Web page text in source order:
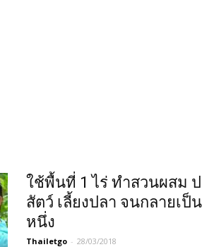
ใช้พื้นที่ 1 ไร่ ทำสวนผสม
สัตว์ เลี้ยงปลา จนกลายเป็
หนึ่ง
Thailetgo - 28/03/2018